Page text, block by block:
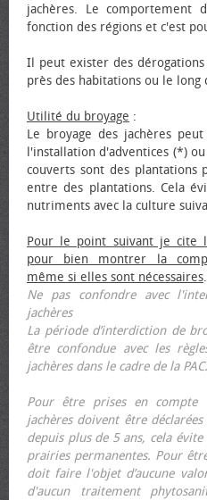
jachères. Le comportement
fonction des régions et c'est
Il peut exister des
près des habitations ou le long
Utilité du broyage :
Le broyage des jachères
l'installation d'adventices (*)
couverts sont des plantations
entre des plantations. Cela
nutriments avec la culture
Pour le point suivant je cite
pour bien montrer la
même si elles sont nécessaires.
Ne pas confondre avec
jachères
La période d’interdiction de
être confondue avec les
jachères dans le cadre de la PAC.
Pour être prises en
jachères doivent être
depuis plus de 5 ans, cela
prairies permanentes. Pour
doit faire l'objet d’aucune
d'aucun traitement